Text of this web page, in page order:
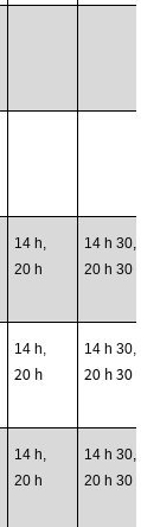
14 h,
20 h
14 h 30,
20 h 30
14 h
20 h
14 h 30,
20 h 30
14 h,
20 h
14 h 30,
20 h 30